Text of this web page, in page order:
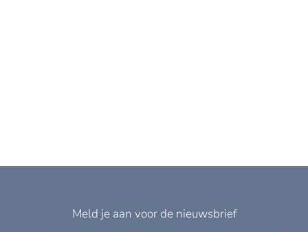
Meld je aan voor de nieuwsbrief